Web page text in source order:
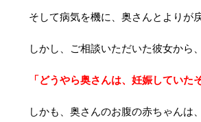
そして病気を機に、奥さんとよりが
しかし、ご相談いただいた彼女から
「どうやら奥さんは、妊娠していた
しかも、奥さんのお腹の赤ちゃんは